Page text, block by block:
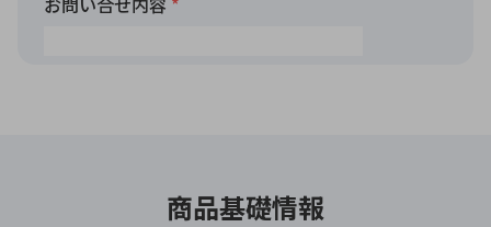
商品基礎情報